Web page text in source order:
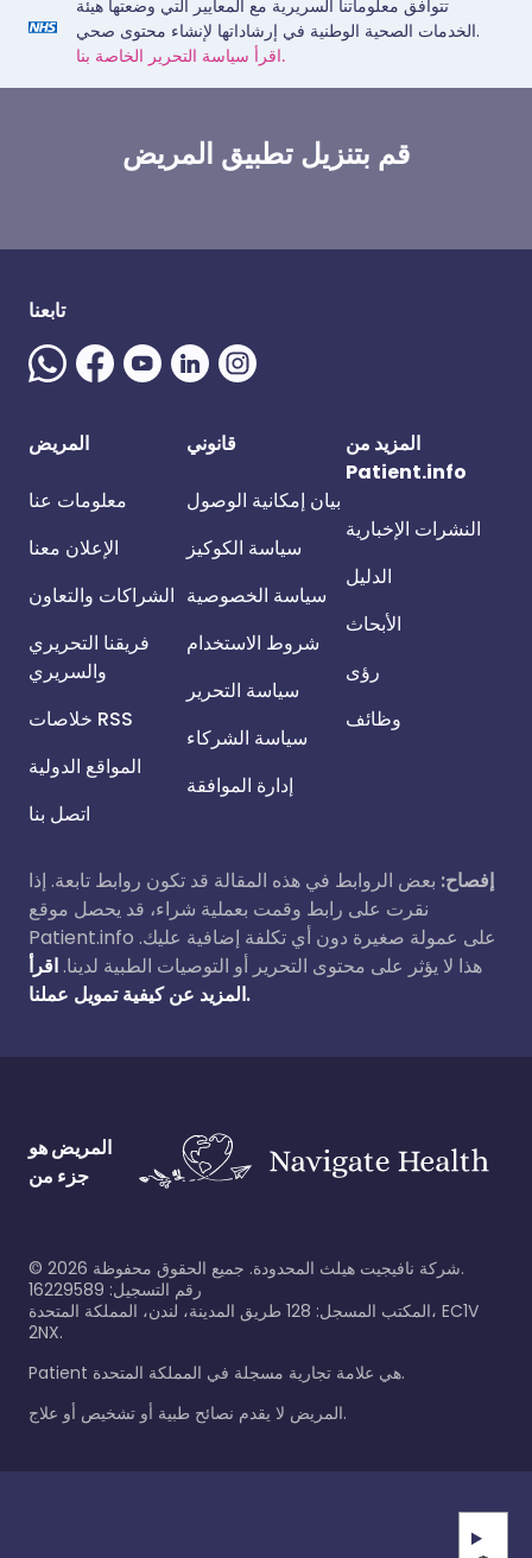
تتوافق معلوماتنا السريرية مع المعايير التي وضعتها هيئة
الخدمات الصحية الوطنية في إرشاداتها لإنشاء محتوى صحي.
اقرأ سياسة التحرير الخاصة بنا.
قم بتنزيل تطبيق المريض
تابعنا
المريض
معلومات عنا
الإعلان معنا
الشراكات والتعاون
فريقنا التحريري
والسريري
خلاصات RSS
المواقع الدولية
اتصل بنا
قانوني
بيان إمكانية الوصول
سياسة الكوكيز
سياسة الخصوصية
شروط الاستخدام
سياسة التحرير
سياسة الشركاء
إدارة الموافقة
المزيد من
Patient.info
النشرات الإخبارية
الدليل
الأبحاث
رؤى
وظائف
إفصاح: بعض الروابط في هذه المقالة قد تكون روابط تابعة. إذا
نقرت على رابط وقمت بعملية شراء، قد يحصل موقع
Patient.info على عمولة صغيرة دون أي تكلفة إضافية عليك.
هذا لا يؤثر على محتوى التحرير أو التوصيات الطبية لدينا. اقرأ
المزيد عن كيفية تمويل عملنا.
المريض هو
جزء من
© 2026
شركة نافيجيت هيلث المحدودة. جميع الحقوق محفوظة.
رقم التسجيل: 16229589
المكتب المسجل: 128 طريق المدينة، لندن، المملكة المتحدة، EC1V
2NX.
Patient هي علامة تجارية مسجلة في المملكة المتحدة.
المريض لا يقدم نصائح طبية أو تشخيص أو علاج.